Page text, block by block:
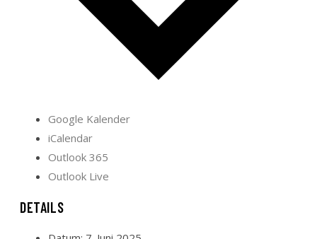
Google Kalender
iCalendar
Outlook 365
Outlook Live
DETAILS